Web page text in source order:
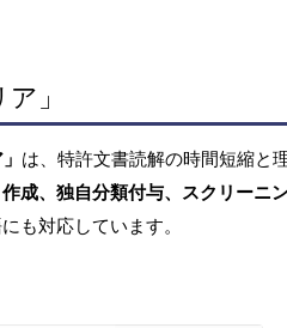
」
は、特許文書読解の時間短縮と
成、独自分類付与、スクリーニ
も対応しています。